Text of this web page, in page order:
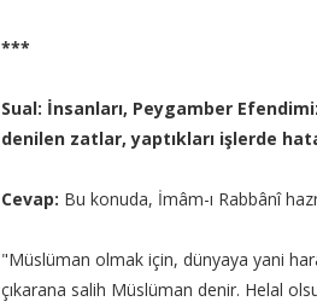
***
Sual: İnsanları, Peygamber
denilen zatlar, yaptıkları işlerde
Cevap: Bu konuda, İmâm-ı Rabbânî
"Müslüman olmak için, dünyaya yani
çıkarana salih Müslüman denir. Helal